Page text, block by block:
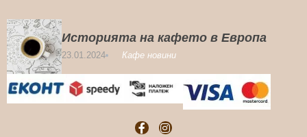
Историята на кафето в Европа
23.01.2024 Кафе новини